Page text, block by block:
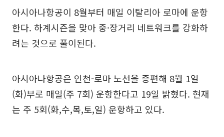
아시아나항공이 8월부터 매일 이탈리아 로마에 운항
한다. 하계시즌을 맞아 중·장거리 네트워크를 강화하
려는 것으로 풀이된다.
아시아나항공은 인천-로마 노선을 증편해 8월 1일
(화)부로 매일(주 7회) 운항한다고 19일 밝혔다. 현재
는 주 5회(화,수,목,토,일) 운항하고 있다.